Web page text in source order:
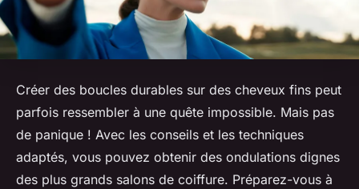
Créer des boucles durables sur des cheveux fins peut
parfois ressembler à une quête impossible. Mais pas
de panique ! Avec les conseils et les techniques
adaptés, vous pouvez obtenir des ondulations dignes
des plus grands salons de coiffure. Préparez-vous à